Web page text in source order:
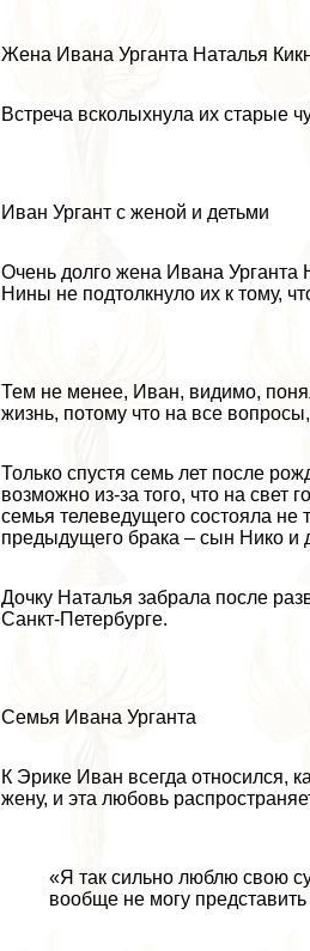
Жена Ивана Урганта Наталья
Встреча всколыхнула их старые
Иван Ургант с женой и детьми
Очень долго жена Ивана Урганта
Нины не подтолкнуло их к тому,
Тем не менее, Иван, видимо,
жизнь, потому что на все
Только спустя семь лет после
возможно из-за того, что на свет
семья телеведущего состояла не
предыдущего бpaка – сын Нико и
Дочку Наталья забрала после
Санкт-Петербурге.
Семья Ивана Урганта
К Эрике Иван всегда относился,
жену, и эта любовь
«Я так сильно люблю свою
вообще не могу